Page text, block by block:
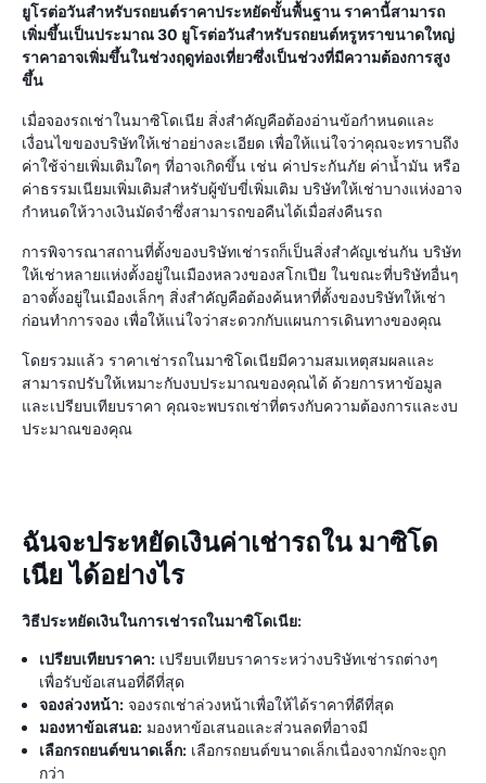
ยูโรต่อวันสำหรับรถยนต์ราคาประหยัดขั้นพื้นฐาน ราคานี้สามารถ
เพิ่มขึ้นเป็นประมาณ 30 ยูโรต่อวันสำหรับรถยนต์หรูหราขนาดใหญ่
ราคาอาจเพิ่มขึ้นในช่วงฤดูท่องเที่ยวซึ่งเป็นช่วงที่มีความต้องการสูง
ขึ้น
เมื่อจองรถเช่าในมาซิโดเนีย สิ่งสำคัญคือต้องอ่านข้อกำหนดและ
เงื่อนไขของบริษัทให้เช่าอย่างละเอียด เพื่อให้แน่ใจว่าคุณจะทราบถึง
ค่าใช้จ่ายเพิ่มเติมใดๆ ที่อาจเกิดขึ้น เช่น ค่าประกันภัย ค่าน้ำมัน หรือ
ค่าธรรมเนียมเพิ่มเติมสำหรับผู้ขับขี่เพิ่มเติม บริษัทให้เช่าบางแห่งอาจ
กำหนดให้วางเงินมัดจำซึ่งสามารถขอคืนได้เมื่อส่งคืนรถ
การพิจารณาสถานที่ตั้งของบริษัทเช่ารถก็เป็นสิ่งสำคัญเช่นกัน บริษัท
ให้เช่าหลายแห่งตั้งอยู่ในเมืองหลวงของสโกเปีย ในขณะที่บริษัทอื่นๆ
อาจตั้งอยู่ในเมืองเล็กๆ สิ่งสำคัญคือต้องค้นหาที่ตั้งของบริษัทให้เช่า
ก่อนทำการจอง เพื่อให้แน่ใจว่าสะดวกกับแผนการเดินทางของคุณ
โดยรวมแล้ว ราคาเช่ารถในมาซิโดเนียมีความสมเหตุสมผลและ
สามารถปรับให้เหมาะกับงบประมาณของคุณได้ ด้วยการหาข้อมูล
และเปรียบเทียบราคา คุณจะพบรถเช่าที่ตรงกับความต้องการและงบ
ประมาณของคุณ
ฉันจะประหยัดเงินค่าเช่ารถใน มาซิโด
เนีย ได้อย่างไร
วิธีประหยัดเงินในการเช่ารถในมาซิโดเนีย:
เปรียบเทียบราคา: เปรียบเทียบราคาระหว่างบริษัทเช่ารถต่างๆ
เพื่อรับข้อเสนอที่ดีที่สุด
จองล่วงหน้า: จองรถเช่าล่วงหน้าเพื่อให้ได้ราคาที่ดีที่สุด
มองหาข้อเสนอ: มองหาข้อเสนอและส่วนลดที่อาจมี
เลือกรถยนต์ขนาดเล็ก: เลือกรถยนต์ขนาดเล็กเนื่องจากมักจะถูก
กว่า